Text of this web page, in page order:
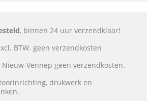
, binnen 24 uur verzendklaar!
BTW. geen verzendkosten
Vennep geen verzendkosten.
drukwerk en